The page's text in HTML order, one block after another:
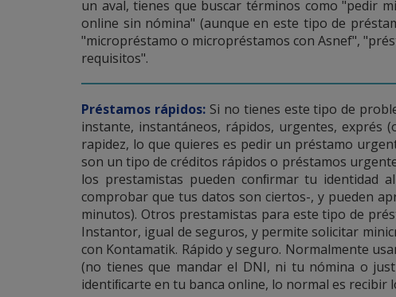
un aval, tienes que buscar términos como "pedir
online sin nómina" (aunque en este tipo de
"micropréstamo o micropréstamos con Asnef",
requisitos".
Préstamos rápidos:Si no tienes este tipo de
instante, instantáneos, rápidos, urgentes, exprés
rapidez, lo que quieres es pedir un préstamo
son un tipo de créditos rápidos o préstamos
los prestamistas pueden conﬁrmar tu identidad
comprobar que tus datos son ciertos-, y pueden
minutos). Otros prestamistas para este tipo de
Instantor, igual de seguros, y permite solicitar
con Kontamatik. Rápido y seguro. Normalmente
(no tienes que mandar el DNI, ni tu nómina o
identiﬁcarte en tu banca online, lo normal es